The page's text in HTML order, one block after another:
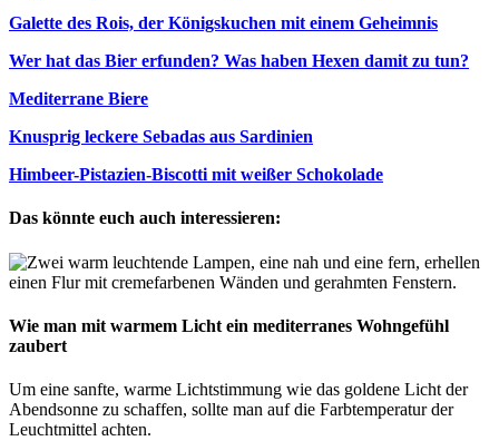
Galette des Rois, der Königskuchen mit einem Geheimnis
Wer hat das Bier erfunden? Was haben Hexen damit zu tun?
Mediterrane Biere
Knusprig leckere Sebadas aus Sardinien
Himbeer-Pistazien-Biscotti mit weißer Schokolade
Das könnte euch auch interessieren:
Wie man mit warmem Licht ein mediterranes Wohngefühl
zaubert
Um eine sanfte, warme Lichtstimmung wie das goldene Licht der
Abendsonne zu schaffen, sollte man auf die Farbtemperatur der
Leuchtmittel achten.